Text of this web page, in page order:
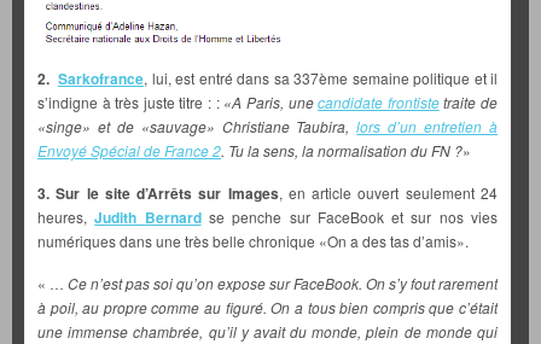
2. Sarkofrance, lui, est entré dans sa 337ème semaine politique et il
s’indigne à très juste titre : : «A Paris, unecandidate frontistetraite de
«singe» et de «sauvage» Christiane Taubira,lors d’un entretien à
Envoyé Spécial de France 2. Tu la sens, la normalisation du FN ?»
3. Sur le site d’Arrêts sur Images, en article ouvert seulement 24
heures,Judith Bernardse penche sur FaceBook et sur nos vies
numériques dans une très belle chronique «On a des tas d’amis».
« … Ce n’est pas soi qu’on expose sur FaceBook. On s’y fout rarement
à poil, au propre comme au figuré. On a tous bien compris que c’était
une immense chambrée, qu’il y avait du monde, plein de monde qui